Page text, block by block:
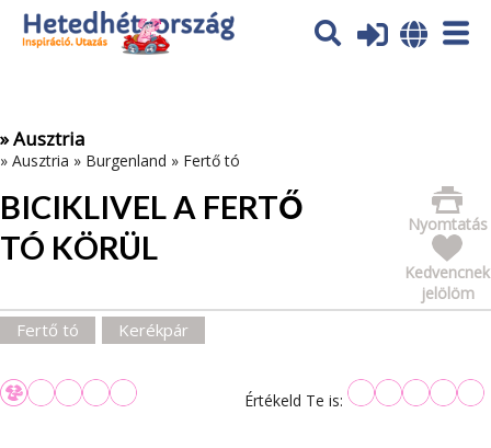
Az oldal sütiket (cookies) használ. További tájékoztatás itt:
Adatvédelmi tájékoztató
» Ausztria
» Ausztria » Burgenland » Fertő tó
BICIKLIVEL A FERTŐ
TÓ KÖRÜL
Nyomtatás
Kedvencnek
jelölöm
Fertő tó Kerékpár
Értékeld Te is: